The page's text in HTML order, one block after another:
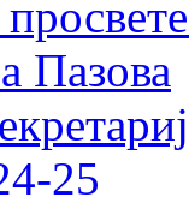
Пазова
25